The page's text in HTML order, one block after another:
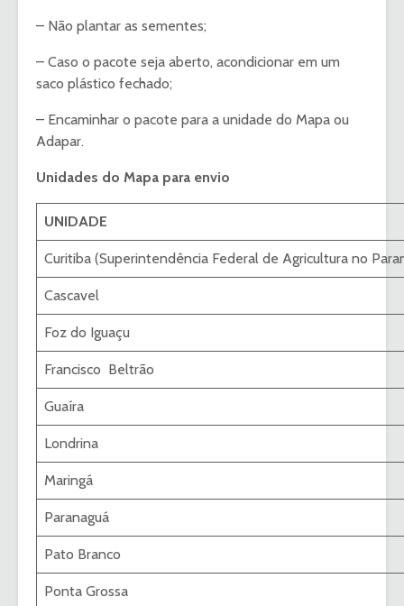
– Não plantar as sementes;
– Caso o pacote seja aberto, acondicionar em um
saco plástico fechado;
– Encaminhar o pacote para a unidade do Mapa ou
Adapar.
Unidades do Mapa para envio
UNIDADE
Curitiba (Superintendência Federal de Agricultura no
Cascavel
Foz do Iguaçu
Francisco Beltrão
Guaíra
Londrina
Maringá
Paranaguá
Pato Branco
Ponta Grossa